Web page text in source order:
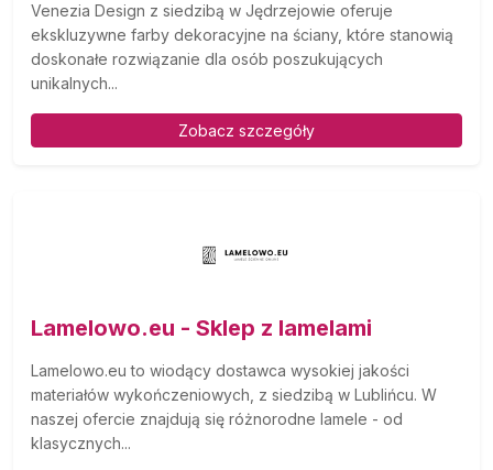
Venezia Design z siedzibą w Jędrzejowie oferuje
ekskluzywne farby dekoracyjne na ściany, które stanowią
doskonałe rozwiązanie dla osób poszukujących
unikalnych...
Zobacz szczegóły
Lamelowo.eu - Sklep z lamelami
Lamelowo.eu to wiodący dostawca wysokiej jakości
materiałów wykończeniowych, z siedzibą w Lublińcu. W
naszej ofercie znajdują się różnorodne lamele - od
klasycznych...